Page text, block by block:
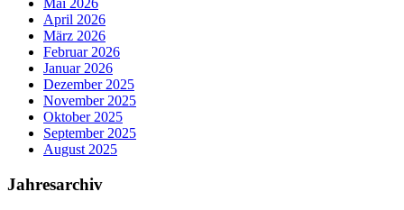
Mai 2026
April 2026
März 2026
Februar 2026
Januar 2026
Dezember 2025
November 2025
Oktober 2025
September 2025
August 2025
Jahresarchiv